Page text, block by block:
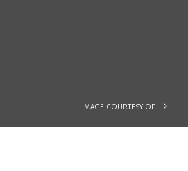
IMAGE COURTESY OF